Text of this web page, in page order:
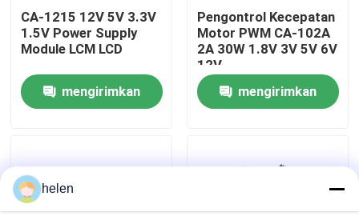
Hubungi Kami
Kasus
Modul Papan Amplifier
CA-1215 12V 5V 3.3V
1.5V Power Supply
Module LCM LCD
mengirimkan
Pengontrol Kecepatan
Motor PWM CA-102A
2A 30W 1.8V 3V 5V 6V
12V
mengirimkan
helen